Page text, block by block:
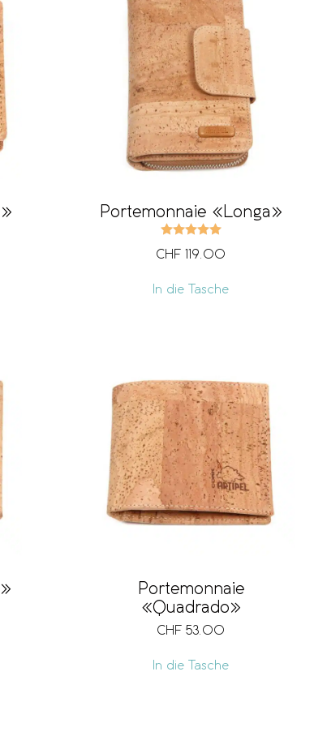
Portemonnaie «Longa»
Bewertet mit
CHF 119.00
In die Tasche
Portemonnaie
«Quadrado»
CHF 53.00
In die Tasche